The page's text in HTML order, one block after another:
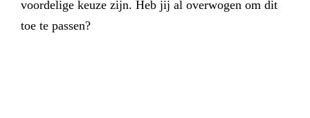
voordelige keuze zijn. Heb jij al overwogen om dit
toe te passen?